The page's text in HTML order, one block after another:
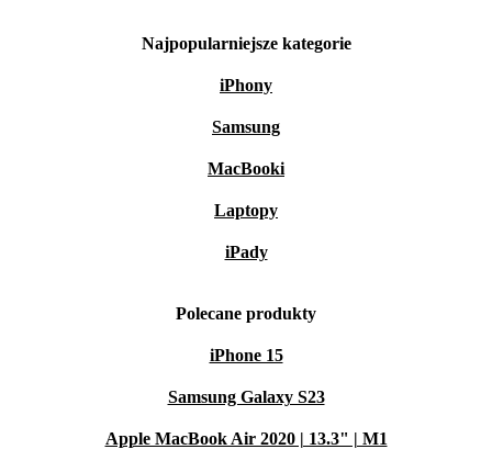
Najpopularniejsze kategorie
iPhony
Samsung
MacBooki
Laptopy
iPady
Polecane produkty
iPhone 15
Samsung Galaxy S23
Apple MacBook Air 2020 | 13.3" | M1